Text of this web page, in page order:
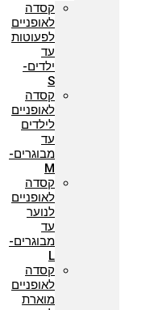
קסדה
לאופניים
לפעוטות
עד
ילדים-
S
קסדה
לאופניים
לילדים
עד
מבוגרים-
M
קסדה
לאופניים
לנוער
עד
מבוגרים-
L
קסדה
לאופניים
מוארת